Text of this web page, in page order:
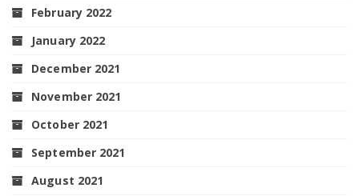
February 2022
January 2022
December 2021
November 2021
October 2021
September 2021
August 2021